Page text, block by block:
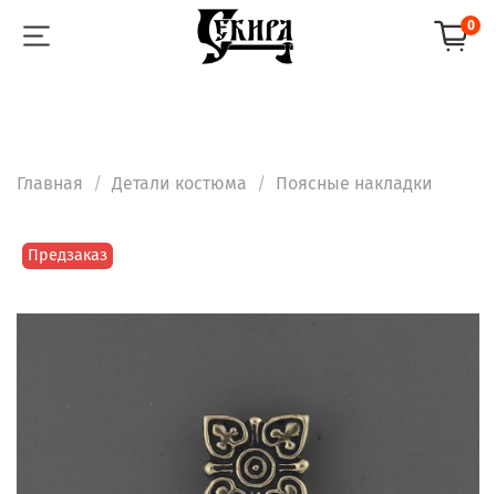
0
Главная Детали костюма Поясные накладки
Предзаказ